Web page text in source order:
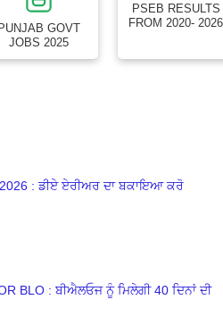
PUNJAB GOVT
JOBS 2025
PSEB RESULTS
FROM 2020- 2026
2026 : ਡੀਏ ਏਰੀਅਰ ਦਾ ਬਕਾਇਆ ਕਰੋ
BLO : ਬੀਐਲਓਜ ਨੂੰ ਮਿਲੇਗੀ 40 ਦਿਨਾਂ ਦੀ